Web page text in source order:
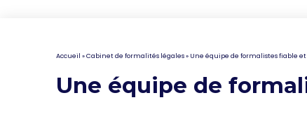
Accueil »Cabinet de formalités légales» Une équipe de formalistes fiable
Une équipe de